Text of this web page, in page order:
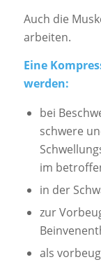
Auch die
arbeiten.
Eine
werden:
bei
schwere
im
in der
zur
als